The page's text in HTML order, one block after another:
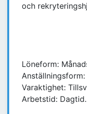
och
Löneform:
Varaktighet:
Arbetstid: Dagtid.